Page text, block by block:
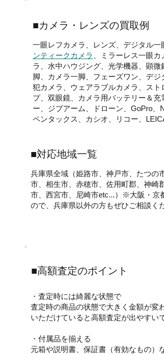
■カメラ・レンズの買取例
一眼レフカメラ、レンズ、デジタル一
ンティークカメラ
、ミラーレス一眼
ラ、水中ハウジング、光学機器、顕
脚、カメラ一脚、フェーズワン、デ
犯カメラ、ウェアラブルカメラ、ス
プ、双眼鏡、カメラ用バッテリー＆
ー、ジブアーム、ドローン、GoPro、
ペンタックス、カシオ、リコー、
■対応地域一覧
兵庫県全域（姫路市、神戸市、たつの
市、相生市、赤穂市、佐用町郡、神崎
市、西宮市、尼崎市etc...）※大阪・京
ので、兵庫県以外の方もぜひご相談く
■高額査定のポイント
・査定時には綺麗な状態で
査定時の商品の状態で大きく金額が変
いただけていると高額査定が出やすい
・付属品を揃える
元箱や説明書、保証書（有効なもの）